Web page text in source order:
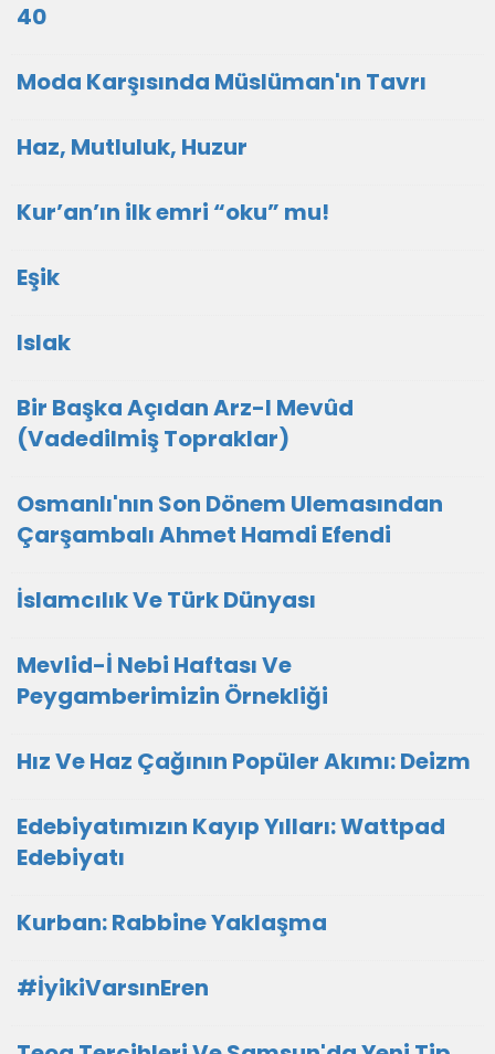
40
Moda Karşısında Müslüman'ın Tavrı
Haz, Mutluluk, Huzur
Kur’an’ın ilk emri “oku” mu!
Eşik
Islak
Bir Başka Açıdan Arz-I Mevûd
(Vadedilmiş Topraklar)
Osmanlı'nın Son Dönem Ulemasından
Çarşambalı Ahmet Hamdi Efendi
İslamcılık Ve Türk Dünyası
Mevlid-İ Nebi Haftası Ve
Peygamberimizin Örnekliği
Hız Ve Haz Çağının Popüler Akımı: Deizm
Edebiyatımızın Kayıp Yılları: Wattpad
Edebiyatı
Kurban: Rabbine Yaklaşma
#İyikiVarsınEren